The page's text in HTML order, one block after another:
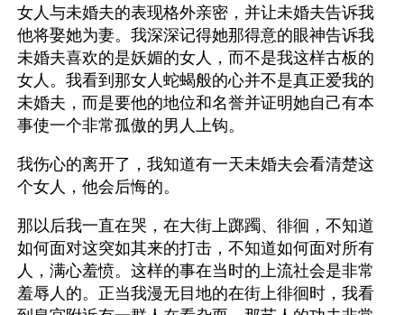
女人与未婚夫的表现格外亲密，并让未婚夫告诉我
他将娶她为妻。我深深记得她那得意的眼神告诉我
未婚夫喜欢的是妖媚的女人，而不是我这样古板的
女人。我看到那女人蛇蝎般的心并不是真正爱我的
未婚夫，而是要他的地位和名誉并证明她自己有本
事使一个非常孤傲的男人上钩。
我伤心的离开了，我知道有一天未婚夫会看清楚这
个女人，他会后悔的。
那以后我一直在哭，在大街上踯躅、徘徊，不知道
如何面对这突如其来的打击，不知道如何面对所有
人，满心羞愤。这样的事在当时的上流社会是非常
羞辱人的。正当我漫无目地的在街上徘徊时，我看